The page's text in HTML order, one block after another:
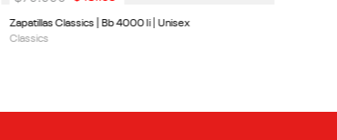
Zapatillas Classics | Bb 4000 Ii | Unisex
Classics